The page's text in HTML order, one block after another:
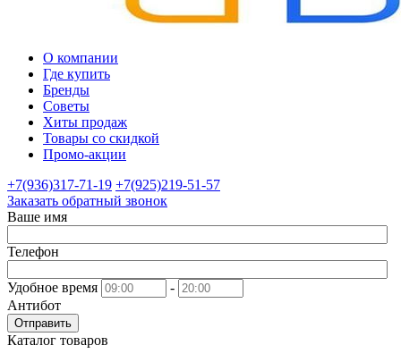
О компании
Где купить
Бренды
Советы
Хиты продаж
Товары со скидкой
Промо-акции
+7(936)317-71-19 +7(925)219-51-57
Заказать обратный звонок
Ваше имя
Телефон
Удобное время
-
Антибот
Отправить
Каталог товаров